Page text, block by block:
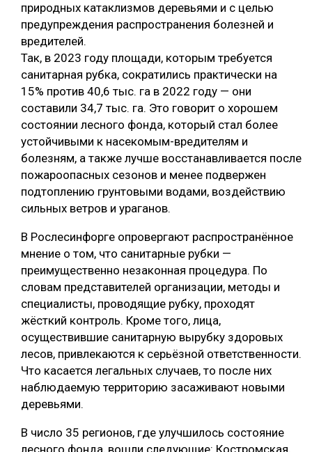
СУШКА ДРЕВЕСИНЫ
МЕБЕЛЬНОЕ ПРОИЗВОДСТВО
природных катаклизмов деревьями и с целью
предупреждения распространения болезней и
вредителей.
Так, в 2023 году площади, которым требуется
санитарная рубка, сократились практически на
15% против 40,6 тыс. га в 2022 году — они
составили 34,7 тыс. га. Это говорит о хорошем
состоянии лесного фонда, который стал более
устойчивыми к насекомым-вредителям и
болезням, а также лучше восстанавливается после
пожароопасных сезонов и менее подвержен
подтоплению грунтовыми водами, воздействию
сильных ветров и ураганов.
В Рослесинфорге опровергают распространённое
мнение о том, что санитарные рубки —
преимущественно незаконная процедура. По
словам представителей организации, методы и
специалисты, проводящие рубку, проходят
жёсткий контроль. Кроме того, лица,
осуществившие санитарную вырубку здоровых
лесов, привлекаются к серьёзной ответственности.
Что касается легальных случаев, то после них
наблюдаемую территорию засаживают новыми
деревьями.
В число 35 регионов, где улучшилось состояние